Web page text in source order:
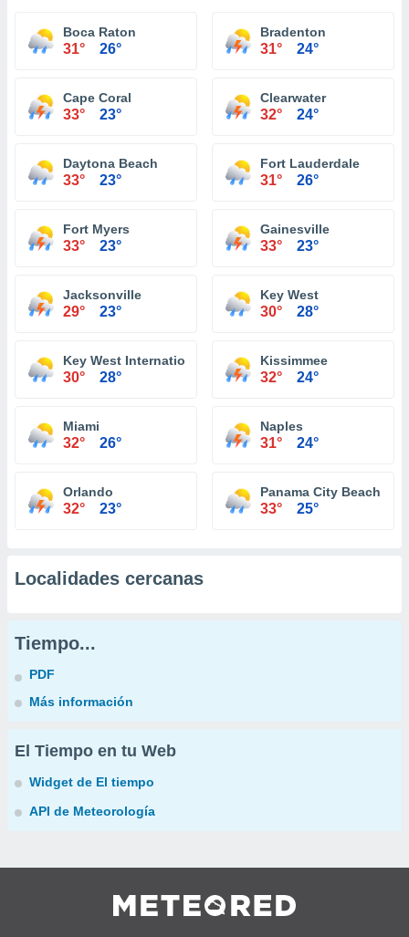
Boca Raton
31° 26°
Bradenton
31° 24°
Cape Coral
33° 23°
Clearwater
32° 24°
Daytona Beach
33° 23°
Fort Lauderdale
31° 26°
Fort Myers
33° 23°
Gainesville
33° 23°
Jacksonville
29° 23°
Key West
30° 28°
Key West International Airport
30° 28°
Kissimmee
32° 24°
Miami
32° 26°
Naples
31° 24°
Orlando
32° 23°
Panama City Beach
33° 25°
Localidades cercanas
Tiempo...
PDF
Más información
El Tiempo en tu Web
Widget de El tiempo
API de Meteorología